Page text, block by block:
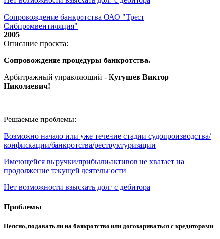
Сопровождение банкротства ОАО "Трест
Сибпромвентиляция"
2005
Описание проекта:
Сопровождение процедуры банкротства.
Арбитражный управляющий - Кугушев Виктор
Николаевич!
Решаемые проблемы:
Возможно начало или уже течение стадии судопроизводства/
конфискации/банкротства/реструктуризации
Имеющейся выручки/прибыли/активов не хватает на
продолжение текущей деятельности
Нет возможности взыскать долг с дебитора
Проблемы
Неясно, подавать ли на банкротство или договариваться с кредиторами